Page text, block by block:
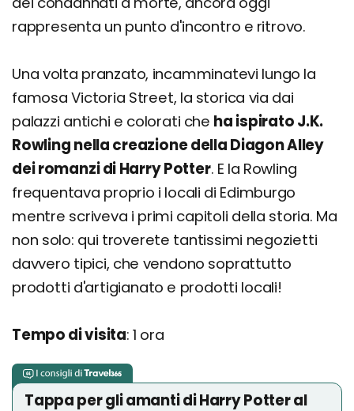
rappresenta un punto d'incontro e ritrovo.
Una volta pranzato, incamminatevi lungo la
famosa Victoria Street, la storica via dai
palazzi antichi e colorati che ha ispirato J.K.
Rowling nella creazione della Diagon Alley
dei romanzi di Harry Potter. E la Rowling
frequentava proprio i locali di Edimburgo
mentre scriveva i primi capitoli della storia. Ma
non solo: qui troverete tantissimi negozietti
davvero tipici, che vendono soprattutto
prodotti d'artigianato e prodotti locali!
Tempo di visita: 1 ora
Tappa per gli amanti di Harry Potter al